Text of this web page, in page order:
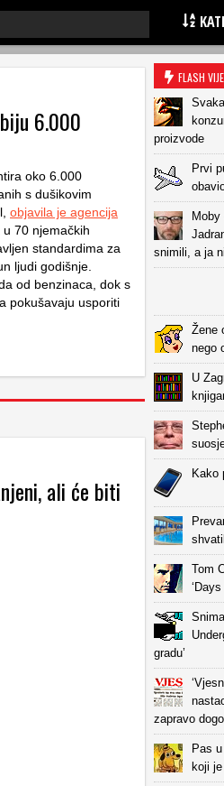
6.000
oko 6.000
s dušikovim
objavila je agencija
u 70 njemačkih
standardima za
ljudi godišnje.
od benzinaca, dok s
pokušavaju usporiti
ali će biti
FLASH
proizvode
Prvi
Moby
snimili, a ja
Žene
nego
U
Kako
Tom
gradu’
zapravo
Pas
koji